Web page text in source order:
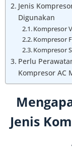
Jenis
Digunakan
Kompresor
Kompresor
Kompresor
Perlu
Kompresor AC
Jenis